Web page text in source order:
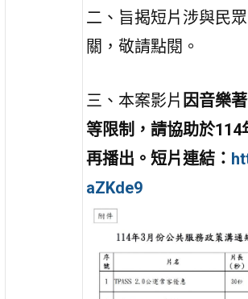
二、旨揭短片涉與民
關，敬請點閱。
三、本案影片 因音樂
等限制，請協助於114
再播出。 短片連結：
aZKde9